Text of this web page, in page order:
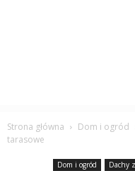
Strona główna Dom i ogród
tarasowe
Dom i ogród Dachy